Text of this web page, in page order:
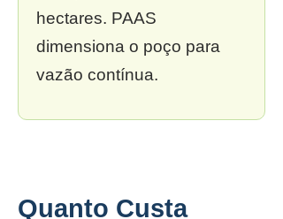
hectares. PAAS
dimensiona o poço para
vazão contínua.
Quanto Custa